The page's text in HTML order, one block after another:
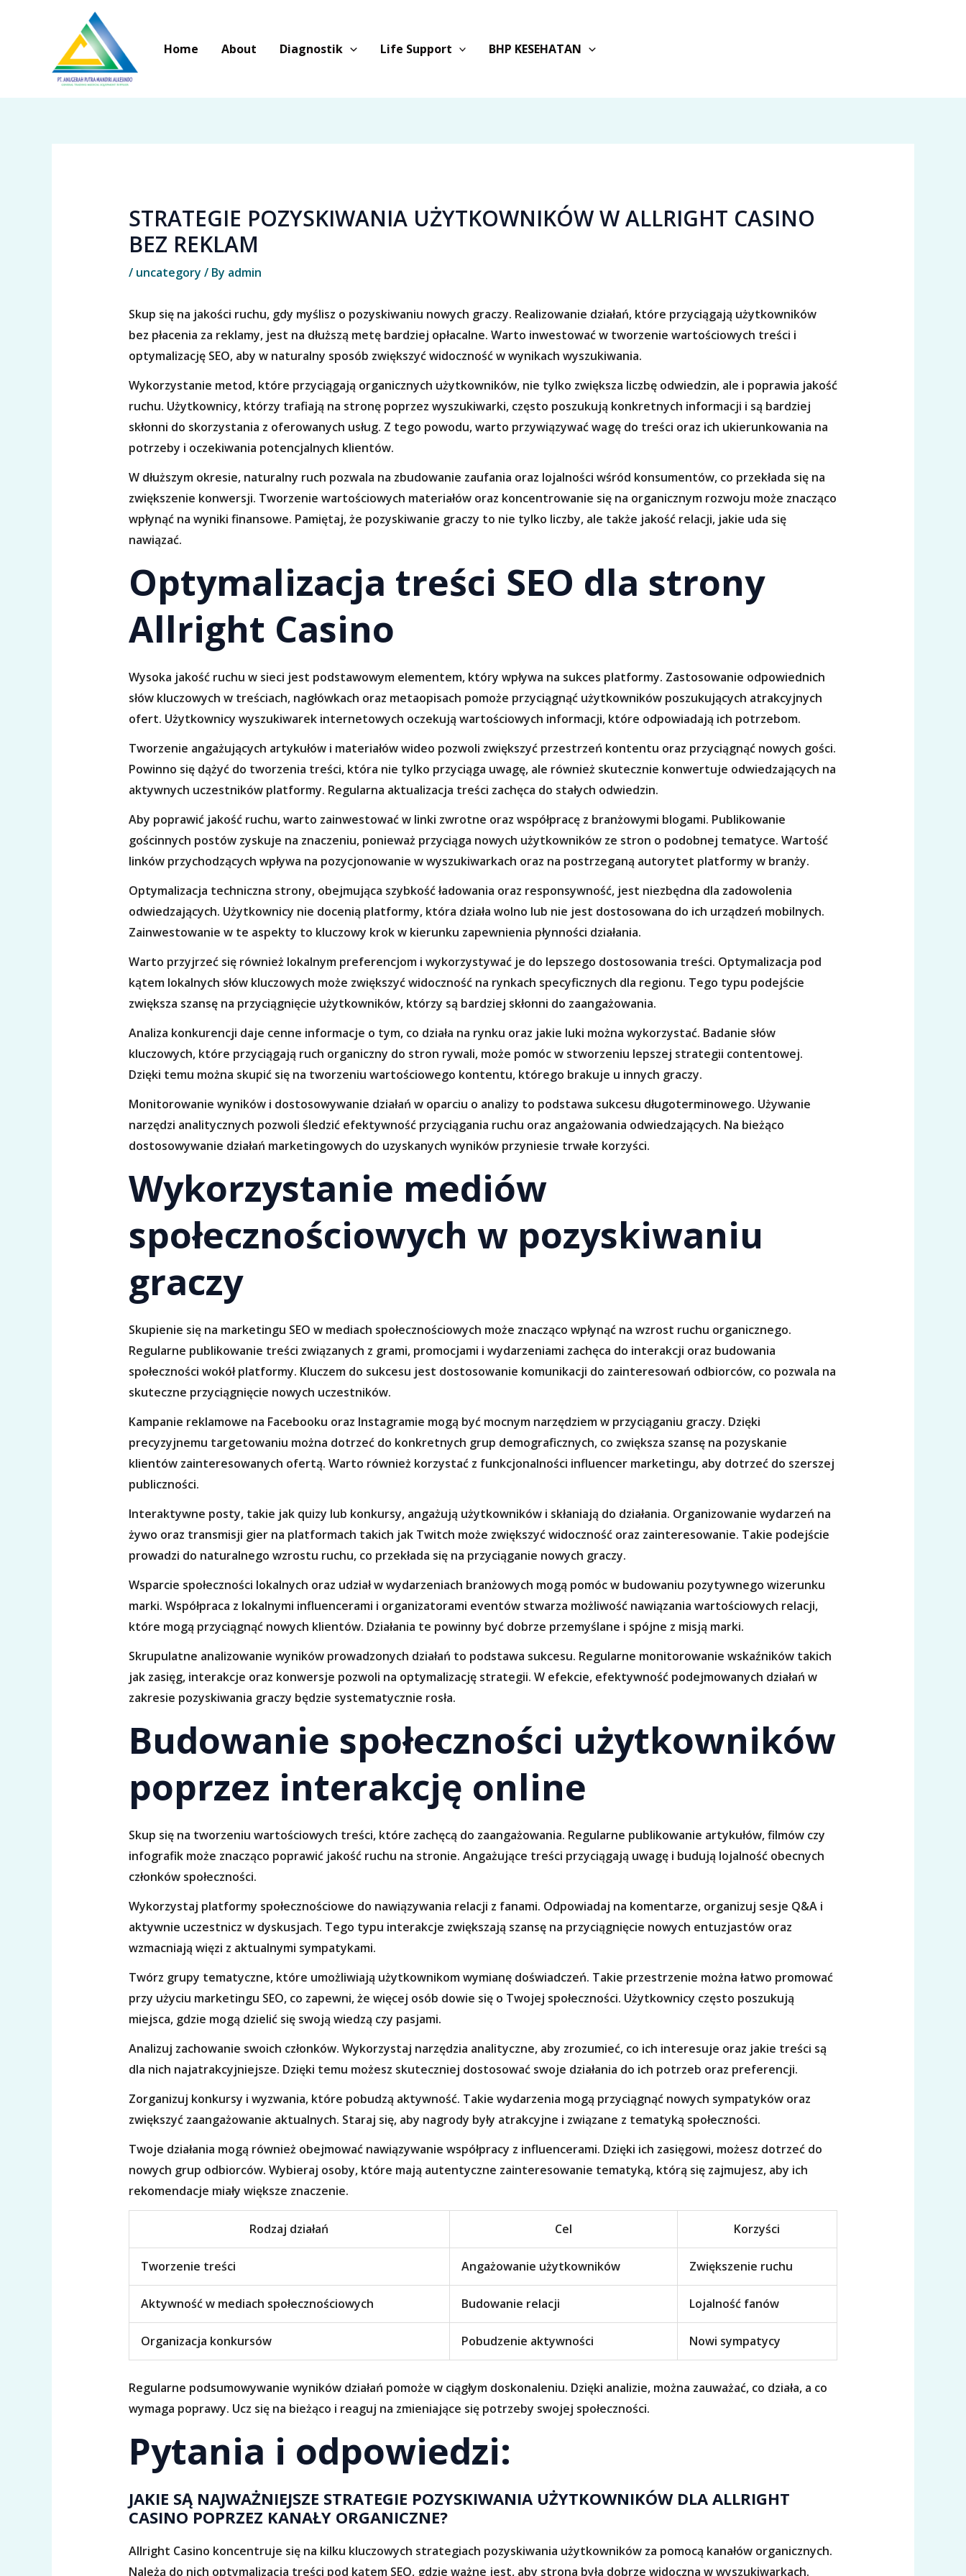
Home About Diagnostik Life Support BHP KESEHATAN
STRATEGIE POZYSKIWANIA UŻYTKOWNIKÓW W ALLRIGHT CASINO
BEZ REKLAM
/ uncategory / By admin
Skup się na jakości ruchu, gdy myślisz o pozyskiwaniu nowych graczy. Realizowanie działań, które przyciągają użytkowników
bez płacenia za reklamy, jest na dłuższą metę bardziej opłacalne. Warto inwestować w tworzenie wartościowych treści i
optymalizację SEO, aby w naturalny sposób zwiększyć widoczność w wynikach wyszukiwania.
Wykorzystanie metod, które przyciągają organicznych użytkowników, nie tylko zwiększa liczbę odwiedzin, ale i poprawia jakość
ruchu. Użytkownicy, którzy trafiają na stronę poprzez wyszukiwarki, często poszukują konkretnych informacji i są bardziej
skłonni do skorzystania z oferowanych usług. Z tego powodu, warto przywiązywać wagę do treści oraz ich ukierunkowania na
potrzeby i oczekiwania potencjalnych klientów.
W dłuższym okresie, naturalny ruch pozwala na zbudowanie zaufania oraz lojalności wśród konsumentów, co przekłada się na
zwiększenie konwersji. Tworzenie wartościowych materiałów oraz koncentrowanie się na organicznym rozwoju może znacząco
wpłynąć na wyniki finansowe. Pamiętaj, że pozyskiwanie graczy to nie tylko liczby, ale także jakość relacji, jakie uda się
nawiązać.
Optymalizacja treści SEO dla strony
Allright Casino
Wysoka jakość ruchu w sieci jest podstawowym elementem, który wpływa na sukces platformy. Zastosowanie odpowiednich
słów kluczowych w treściach, nagłówkach oraz metaopisach pomoże przyciągnąć użytkowników poszukujących atrakcyjnych
ofert. Użytkownicy wyszukiwarek internetowych oczekują wartościowych informacji, które odpowiadają ich potrzebom.
Tworzenie angażujących artykułów i materiałów wideo pozwoli zwiększyć przestrzeń kontentu oraz przyciągnąć nowych gości.
Powinno się dążyć do tworzenia treści, która nie tylko przyciąga uwagę, ale również skutecznie konwertuje odwiedzających na
aktywnych uczestników platformy. Regularna aktualizacja treści zachęca do stałych odwiedzin.
Aby poprawić jakość ruchu, warto zainwestować w linki zwrotne oraz współpracę z branżowymi blogami. Publikowanie
gościnnych postów zyskuje na znaczeniu, ponieważ przyciąga nowych użytkowników ze stron o podobnej tematyce. Wartość
linków przychodzących wpływa na pozycjonowanie w wyszukiwarkach oraz na postrzeganą autorytet platformy w branży.
Optymalizacja techniczna strony, obejmująca szybkość ładowania oraz responsywność, jest niezbędna dla zadowolenia
odwiedzających. Użytkownicy nie docenią platformy, która działa wolno lub nie jest dostosowana do ich urządzeń mobilnych.
Zainwestowanie w te aspekty to kluczowy krok w kierunku zapewnienia płynności działania.
Warto przyjrzeć się również lokalnym preferencjom i wykorzystywać je do lepszego dostosowania treści. Optymalizacja pod
kątem lokalnych słów kluczowych może zwiększyć widoczność na rynkach specyficznych dla regionu. Tego typu podejście
zwiększa szansę na przyciągnięcie użytkowników, którzy są bardziej skłonni do zaangażowania.
Analiza konkurencji daje cenne informacje o tym, co działa na rynku oraz jakie luki można wykorzystać. Badanie słów
kluczowych, które przyciągają ruch organiczny do stron rywali, może pomóc w stworzeniu lepszej strategii contentowej.
Dzięki temu można skupić się na tworzeniu wartościowego kontentu, którego brakuje u innych graczy.
Monitorowanie wyników i dostosowywanie działań w oparciu o analizy to podstawa sukcesu długoterminowego. Używanie
narzędzi analitycznych pozwoli śledzić efektywność przyciągania ruchu oraz angażowania odwiedzających. Na bieżąco
dostosowywanie działań marketingowych do uzyskanych wyników przyniesie trwałe korzyści.
Wykorzystanie mediów
społecznościowych w pozyskiwaniu
graczy
Skupienie się na marketingu SEO w mediach społecznościowych może znacząco wpłynąć na wzrost ruchu organicznego.
Regularne publikowanie treści związanych z grami, promocjami i wydarzeniami zachęca do interakcji oraz budowania
społeczności wokół platformy. Kluczem do sukcesu jest dostosowanie komunikacji do zainteresowań odbiorców, co pozwala na
skuteczne przyciągnięcie nowych uczestników.
Kampanie reklamowe na Facebooku oraz Instagramie mogą być mocnym narzędziem w przyciąganiu graczy. Dzięki
precyzyjnemu targetowaniu można dotrzeć do konkretnych grup demograficznych, co zwiększa szansę na pozyskanie
klientów zainteresowanych ofertą. Warto również korzystać z funkcjonalności influencer marketingu, aby dotrzeć do szerszej
publiczności.
Interaktywne posty, takie jak quizy lub konkursy, angażują użytkowników i skłaniają do działania. Organizowanie wydarzeń na
żywo oraz transmisji gier na platformach takich jak Twitch może zwiększyć widoczność oraz zainteresowanie. Takie podejście
prowadzi do naturalnego wzrostu ruchu, co przekłada się na przyciąganie nowych graczy.
Wsparcie społeczności lokalnych oraz udział w wydarzeniach branżowych mogą pomóc w budowaniu pozytywnego wizerunku
marki. Współpraca z lokalnymi influencerami i organizatorami eventów stwarza możliwość nawiązania wartościowych relacji,
które mogą przyciągnąć nowych klientów. Działania te powinny być dobrze przemyślane i spójne z misją marki.
Skrupulatne analizowanie wyników prowadzonych działań to podstawa sukcesu. Regularne monitorowanie wskaźników takich
jak zasięg, interakcje oraz konwersje pozwoli na optymalizację strategii. W efekcie, efektywność podejmowanych działań w
zakresie pozyskiwania graczy będzie systematycznie rosła.
Budowanie społeczności użytkowników
poprzez interakcję online
Skup się na tworzeniu wartościowych treści, które zachęcą do zaangażowania. Regularne publikowanie artykułów, filmów czy
infografik może znacząco poprawić jakość ruchu na stronie. Angażujące treści przyciągają uwagę i budują lojalność obecnych
członków społeczności.
Wykorzystaj platformy społecznościowe do nawiązywania relacji z fanami. Odpowiadaj na komentarze, organizuj sesje Q&A i
aktywnie uczestnicz w dyskusjach. Tego typu interakcje zwiększają szansę na przyciągnięcie nowych entuzjastów oraz
wzmacniają więzi z aktualnymi sympatykami.
Twórz grupy tematyczne, które umożliwiają użytkownikom wymianę doświadczeń. Takie przestrzenie można łatwo promować
przy użyciu marketingu SEO, co zapewni, że więcej osób dowie się o Twojej społeczności. Użytkownicy często poszukują
miejsca, gdzie mogą dzielić się swoją wiedzą czy pasjami.
Analizuj zachowanie swoich członków. Wykorzystaj narzędzia analityczne, aby zrozumieć, co ich interesuje oraz jakie treści są
dla nich najatrakcyjniejsze. Dzięki temu możesz skuteczniej dostosować swoje działania do ich potrzeb oraz preferencji.
Zorganizuj konkursy i wyzwania, które pobudzą aktywność. Takie wydarzenia mogą przyciągnąć nowych sympatyków oraz
zwiększyć zaangażowanie aktualnych. Staraj się, aby nagrody były atrakcyjne i związane z tematyką społeczności.
Twoje działania mogą również obejmować nawiązywanie współpracy z influencerami. Dzięki ich zasięgowi, możesz dotrzeć do
nowych grup odbiorców. Wybieraj osoby, które mają autentyczne zainteresowanie tematyką, którą się zajmujesz, aby ich
rekomendacje miały większe znaczenie.
Rodzaj działań Cel Korzyści
Tworzenie treści Angażowanie użytkowników Zwiększenie ruchu
Aktywność w mediach społecznościowych Budowanie relacji Lojalność fanów
Organizacja konkursów Pobudzenie aktywności Nowi sympatycy
Regularne podsumowywanie wyników działań pomoże w ciągłym doskonaleniu. Dzięki analizie, można zauważać, co działa, a co
wymaga poprawy. Ucz się na bieżąco i reaguj na zmieniające się potrzeby swojej społeczności.
Pytania i odpowiedzi:
JAKIE SĄ NAJWAŻNIEJSZE STRATEGIE POZYSKIWANIA UŻYTKOWNIKÓW DLA ALLRIGHT
CASINO POPRZEZ KANAŁY ORGANICZNE?
Allright Casino koncentruje się na kilku kluczowych strategiach pozyskiwania użytkowników za pomocą kanałów organicznych.
Należą do nich optymalizacja treści pod kątem SEO, gdzie ważne jest, aby strona była dobrze widoczna w wyszukiwarkach.